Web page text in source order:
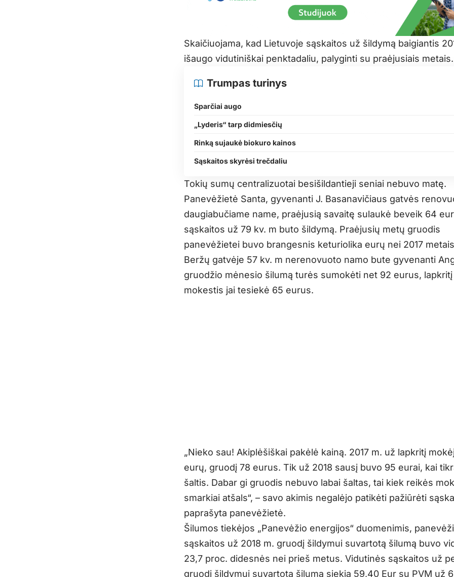
Skaičiuojama, kad Lietuvoje sąskaitos už šildymą baigiantis
išaugo vidutiniškai penktadaliu, palyginti su praėjusiais metais.
Trumpas turinys
Sparčiai augo
„Lyderis“ tarp didmiesčių
Rinką sujaukė biokuro kainos
Sąskaitos skyrėsi trečdaliu
Tokių sumų centralizuotai besišildantieji seniai nebuvo matę.
Panevėžietė Santa, gyvenanti J. Basanavičiaus gatvės
daugiabučiame name, praėjusią savaitę sulaukė beveik 64
sąskaitos už 79 kv. m buto šildymą. Praėjusių metų gruodis
panevėžietei buvo brangesnis keturiolika eurų nei 2017
Beržų gatvėje 57 kv. m nerenovuoto namo bute gyvenanti
gruodžio mėnesio šilumą turės sumokėti net 92 eurus,
mokestis jai tesiekė 65 eurus.
„Nieko sau! Akiplėšiškai pakėlė kainą. 2017 m. už lapkritį
eurų, gruodį 78 eurus. Tik už 2018 sausį buvo 95 eurai, kai
šaltis. Dabar gi gruodis nebuvo labai šaltas, tai kiek reikės
smarkiai atšals“, – savo akimis negalėjo patikėti pažiūrėti
paprašyta panevėžietė.
Šilumos tiekėjos „Panevėžio energijos“ duomenimis,
sąskaitos už 2018 m. gruodį šildymui suvartotą šilumą buvo
23,7 proc. didesnės nei prieš metus. Vidutinės sąskaitos už
gruodį šildymui suvartotą šilumą siekia 59,40 Eur su PVM už